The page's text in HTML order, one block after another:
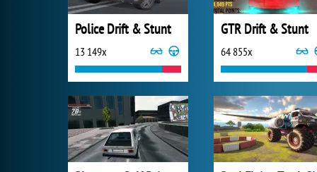
Police Drift & Stunt
13 149x
GTR Drift & Stunt
64 855x